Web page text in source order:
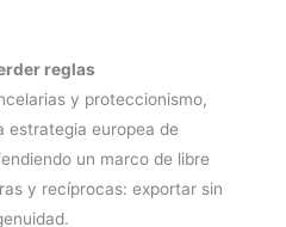
reglas
y proteccionismo,
estrategia europea de
un marco de libre
y recíprocas: exportar sin